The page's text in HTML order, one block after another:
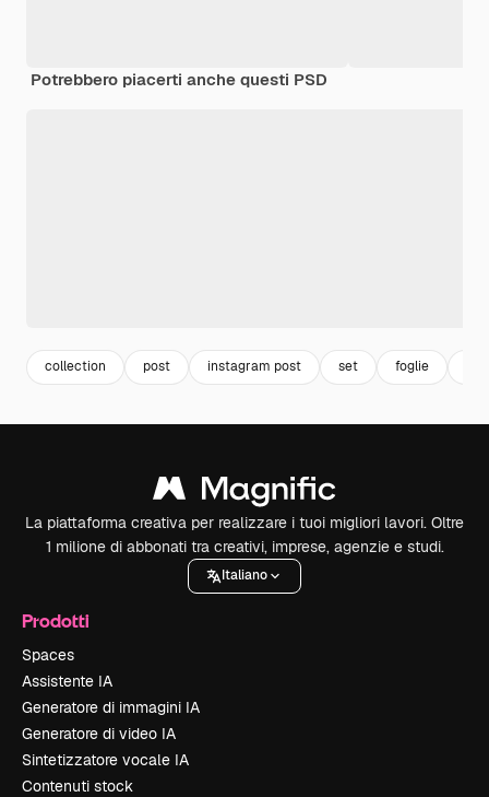
Potrebbero piacerti anche questi PSD
collection post instagram post set foglie
La piattaforma creativa per realizzare i tuoi migliori lavori. Oltre
1 milione di abbonati tra creativi, imprese, agenzie e studi.
Italiano
Prodotti
Spaces
Assistente IA
Generatore di immagini IA
Generatore di video IA
Sintetizzatore vocale IA
Contenuti stock